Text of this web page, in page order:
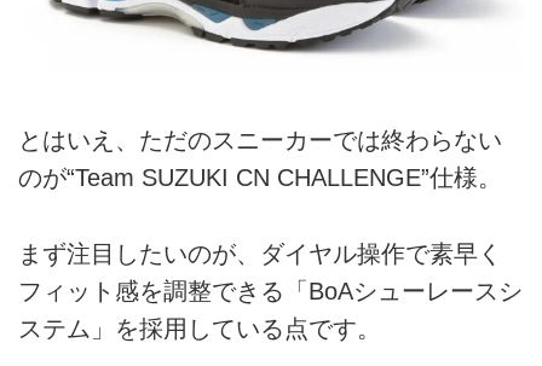
とはいえ、ただのスニーカーでは終わらない
のが“Team SUZUKI CN CHALLENGE”仕様。
まず注目したいのが、ダイヤル操作で素早く
フィット感を調整できる「BoAシューレースシ
ステム」を採用している点です。